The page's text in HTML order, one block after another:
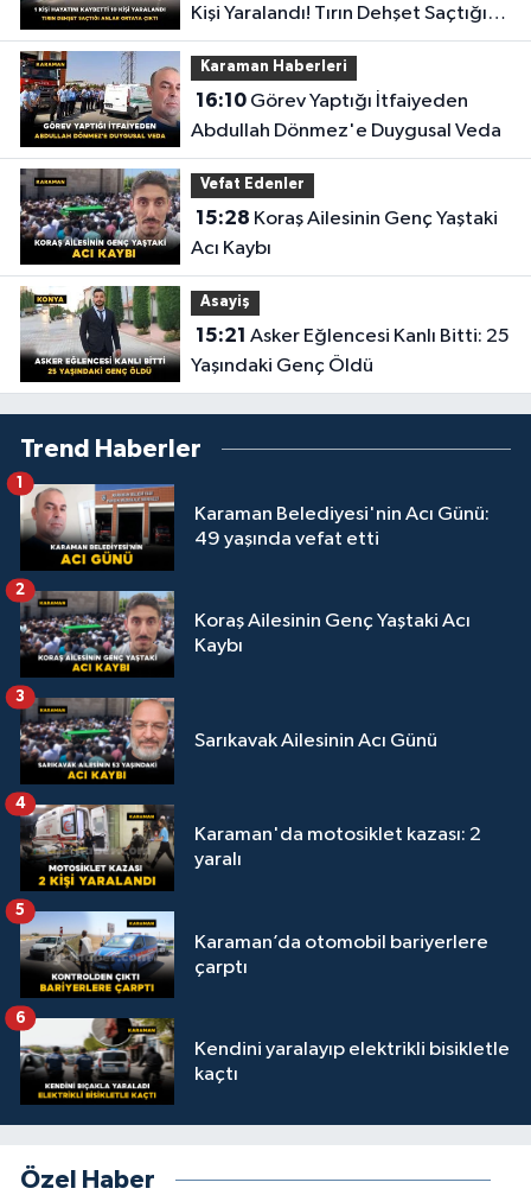
Kişi Yaralandı! Tırın Dehşet Saçtığı
Anlar Ortaya Çıktı
Karaman Haberleri
16:10Görev Yaptığı İtfaiyeden
Abdullah Dönmez'e Duygusal Veda
Vefat Edenler
15:28
Acı Kaybı
Asayiş
15:21
Yaşındaki Genç Öldü
Trend Haberler
Karaman Belediyesi'nin Acı Günü:
49 yaşında vefat etti
1
Koraş Ailesinin Genç Yaştaki Acı
Kaybı
2
Sarıkavak Ailesinin Acı Günü
3
Karaman'da motosiklet kazası: 2
yaralı
4
Karaman’da otomobil bariyerlere
çarptı
5
Kendini yaralayıp elektrikli bisikletle
kaçtı
6
Özel Haber